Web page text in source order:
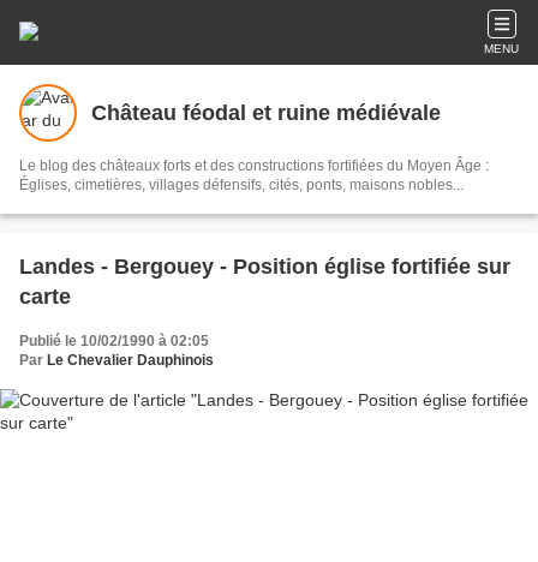
MENU
Château féodal et ruine médiévale
Le blog des châteaux forts et des constructions fortifiées du Moyen Âge :
Églises, cimetières, villages défensifs, cités, ponts, maisons nobles...
Landes - Bergouey - Position église fortifiée sur
carte
Publié le 10/02/1990 à 02:05
Par Le Chevalier Dauphinois